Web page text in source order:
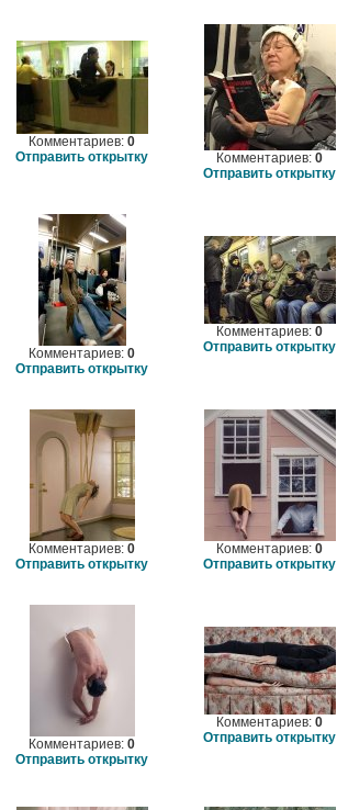
Комментариев: 0
Отправить открытку
Комментариев: 0
Отправить открытку
Комментариев: 0
Отправить открытку
Комментариев: 0
Отправить открытку
Комментариев: 0
Отправить открытку
Комментариев: 0
Отправить открытку
Комментариев: 0
Отправить открытку
Комментариев: 0
Отправить открытку